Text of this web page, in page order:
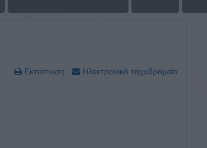
Εκτύπωση Ηλεκτρονικό ταχυδρομείο